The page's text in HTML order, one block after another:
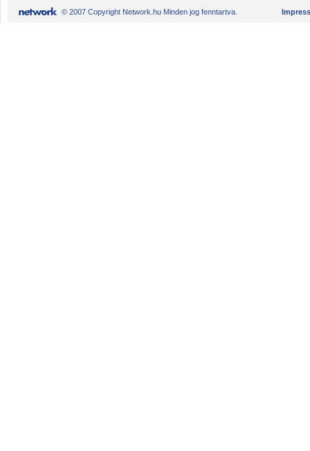
© 2007 Copyright Network.hu Minden jog fenntartva.